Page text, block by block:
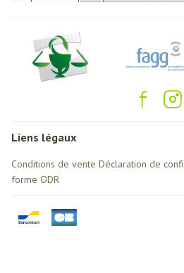
Liens légaux
Conditions de vente Déclaration de
forme ODR